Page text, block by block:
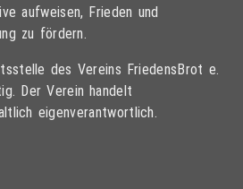
aufweisen, Frieden und
zu fördern.
des Vereins FriedensBrot e.
Der Verein handelt
eigenverantwortlich.